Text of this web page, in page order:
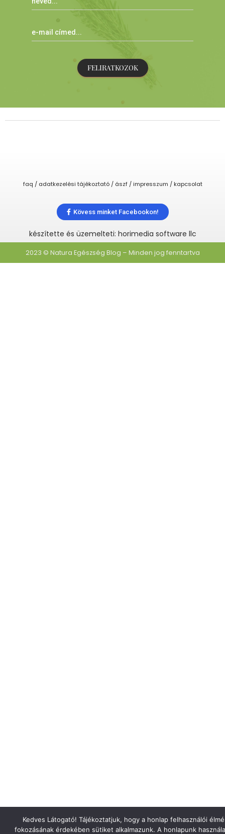
FELIRATKOZOK
faq / adatkezelési tájékoztató / ászf / impresszum / kapcsolat
Kövess minket Facebookon!
készítette és üzemelteti: horimedia software llc
2023 © Natura Egészség Blog – Minden jog fenntartva
Kedves Látogató! Tájékoztatjuk, hogy a honlap felhasználói
fokozásának érdekében sütiket alkalmazunk. A honlapunk